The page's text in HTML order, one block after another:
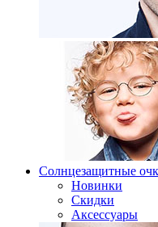
Солнцезащитные
Новинки
Скидки
Аксессуары